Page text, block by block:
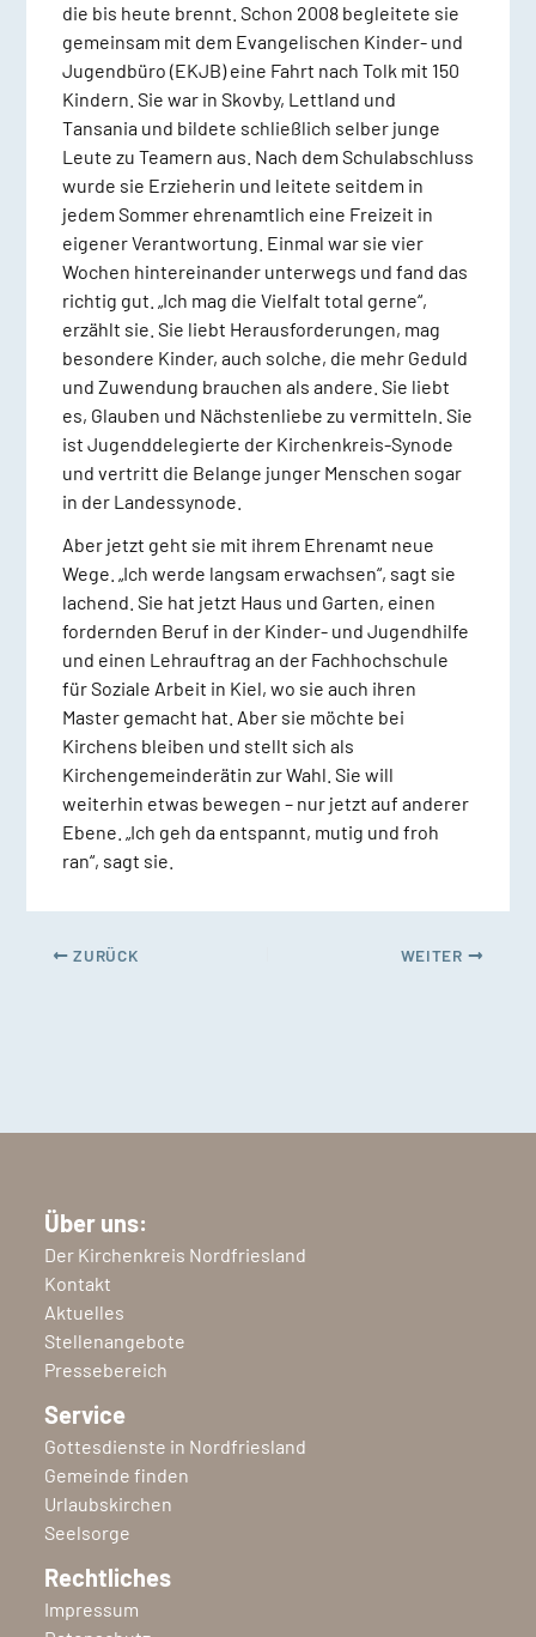
die bis heute brennt. Schon 2008 begleitete sie
gemeinsam mit dem Evangelischen Kinder- und
Jugendbüro (EKJB) eine Fahrt nach Tolk mit 150
Kindern. Sie war in Skovby, Lettland und
Tansania und bildete schließlich selber junge
Leute zu Teamern aus. Nach dem Schulabschluss
wurde sie Erzieherin und leitete seitdem in
jedem Sommer ehrenamtlich eine Freizeit in
eigener Verantwortung. Einmal war sie vier
Wochen hintereinander unterwegs und fand das
richtig gut. „Ich mag die Vielfalt total gerne“,
erzählt sie. Sie liebt Herausforderungen, mag
besondere Kinder, auch solche, die mehr Geduld
und Zuwendung brauchen als andere. Sie liebt
es, Glauben und Nächstenliebe zu vermitteln. Sie
ist Jugenddelegierte der Kirchenkreis-Synode
und vertritt die Belange junger Menschen sogar
in der Landessynode.
Aber jetzt geht sie mit ihrem Ehrenamt neue
Wege. „Ich werde langsam erwachsen“, sagt sie
lachend. Sie hat jetzt Haus und Garten, einen
fordernden Beruf in der Kinder- und Jugendhilfe
und einen Lehrauftrag an der Fachhochschule
für Soziale Arbeit in Kiel, wo sie auch ihren
Master gemacht hat. Aber sie möchte bei
Kirchens bleiben und stellt sich als
Kirchengemeinderätin zur Wahl. Sie will
weiterhin etwas bewegen – nur jetzt auf anderer
Ebene. „Ich geh da entspannt, mutig und froh
ran“, sagt sie.
ZURÜCK WEITER
Über uns:
Der Kirchenkreis Nordfriesland
Kontakt
Aktuelles
Stellenangebote
Pressebereich
Service
Gottesdienste in Nordfriesland
Gemeinde finden
Urlaubskirchen
Seelsorge
Rechtliches
Impressum